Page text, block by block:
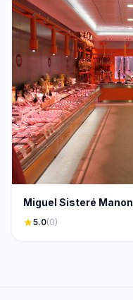
Miguel Sisteré
star5.0(0)